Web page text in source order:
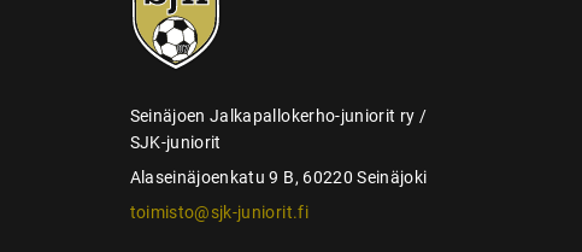
juniorit
Seinäjoen Jalkapallokerho-juniorit ry /
SJK-juniorit
Alaseinäjoenkatu 9 B, 60220 Seinäjoki
toimisto@sjk-juniorit.fi